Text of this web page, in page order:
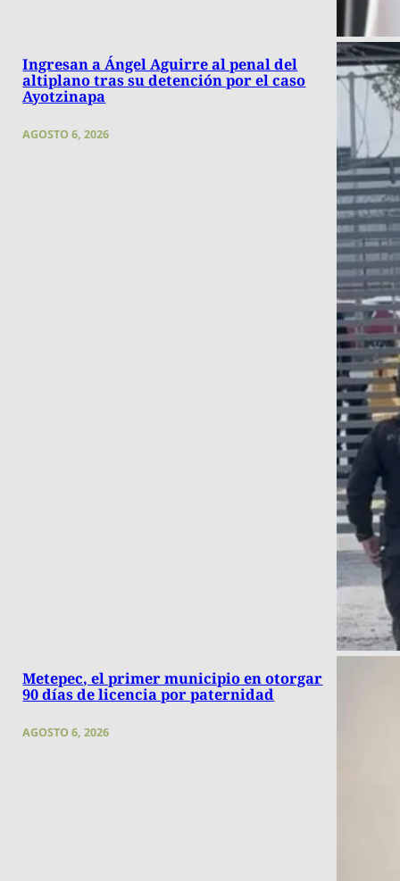
Ingresan a Ángel Aguirre al penal del
altiplano tras su detención por el caso
Ayotzinapa
AGOSTO 6, 2026
Metepec, el primer municipio en otorgar
90 días de licencia por paternidad
AGOSTO 6, 2026